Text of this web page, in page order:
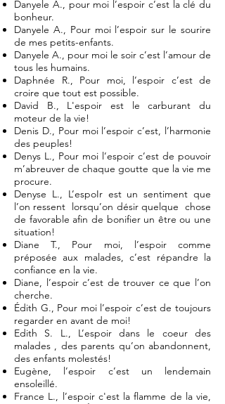
Danyele A., pour moi l’espoir c’est la clé du
bonheur.
Danyele A., Pour moi l’espoir sur le sourire
de mes petits-enfants.
Danyele A., pour moi le soir c’est l’amour de
tous les humains.
Daphnée R., Pour moi, l’espoir c’est de
croire que tout est possible.
David B., L'espoir est le carburant du
moteur de la vie!
Denis D., Pour moi l’espoir c’est, l’harmonie
des peuples!
Denys L., Pour moi l’espoir c’est de pouvoir
m’abreuver de chaque goutte que la vie me
procure.
Denyse L., L’espoIr est un sentiment que
l’on ressent lorsqu’on désir quelque chose
de favorable afin de bonifier un être ou une
situation!
Diane T., Pour moi, l’espoir comme
préposée aux malades, c’est répandre la
confiance en la vie.
Diane, l’espoir c’est de trouver ce que l’on
cherche.
Édith G., Pour moi l’espoir c’est de toujours
regarder en avant de moi!
Edith S. L., L’espoir dans le coeur des
malades , des parents qu’on abandonnent,
des enfants molestés!
Eugène, l’espoir c’est un lendemain
ensoleillé.
France L., l’espoir c'est la flamme de la vie,